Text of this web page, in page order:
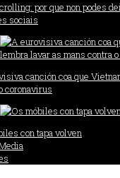
por que non podes
sociais
canción coa que
coronavirus
con tapa volven